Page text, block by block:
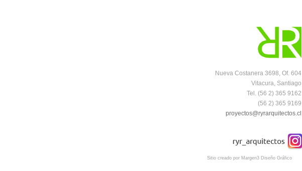
Nueva Costanera 3698, Of. 604
Vitacura, Santiago
Tel. (56 2) 365 9162
(56 2) 365 9169
proyectos@ryrarquitectos.cl
Sitio creado por Margen3 Diseño Gráfico